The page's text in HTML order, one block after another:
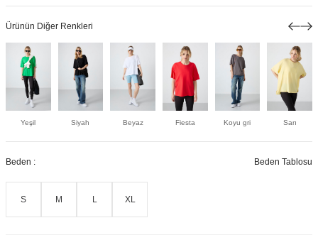
Ürünün Diğer Renkleri
Yeşil Siyah Beyaz Fiesta Koyu gri Sarı
Beden : Beden Tablosu
S M L XL